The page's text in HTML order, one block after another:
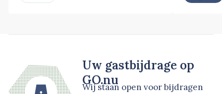
Uw gastbijdrage op
GO.nu
Wij staan open voor bijdragen